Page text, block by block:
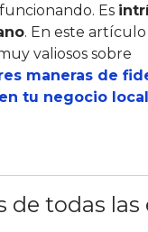
Es
. En este
valiosos sobre
maneras de
tu negocio local
de todas las